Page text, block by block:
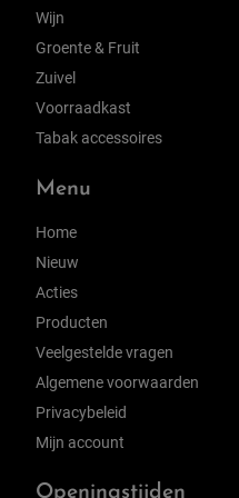
Wijn
Groente & Fruit
Zuivel
Voorraadkast
Tabak accessoires
Menu
Home
Nieuw
Acties
Producten
Veelgestelde vragen
Algemene voorwaarden
Privacybeleid
Mijn account
Openingstijden